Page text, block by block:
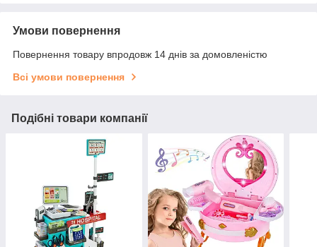
Умови повернення
Повернення товару впродовж 14 днів за домовленістю
Всі умови повернення
Подібні товари компанії